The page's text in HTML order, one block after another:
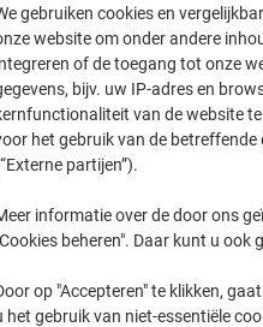
gebruiken cookies en
website om onder andere
of de toegang tot onze
bijv. uw IP-adres en
van de website
het gebruik van de
partijen”).
informatie over de door ons
beheren". Daar kunt u ook
op "Accepteren" te klikken,
het gebruik van niet-essentiële